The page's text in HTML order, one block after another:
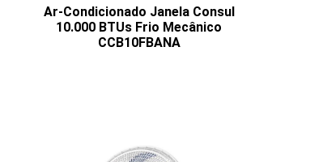
Ar-Condicionado Janela Consul
10.000 BTUs Frio Mecânico
CCB10FBANA